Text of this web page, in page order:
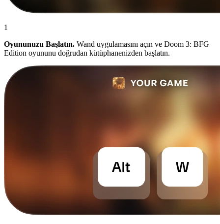
1
Oyununuzu Başlatın. Wand uygulamasını açın ve Doom 3: BFG
Edition oyununu doğrudan kütüphanenizden başlatın.